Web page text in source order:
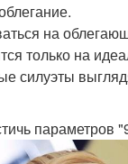
на
только на
силуэты
параметров